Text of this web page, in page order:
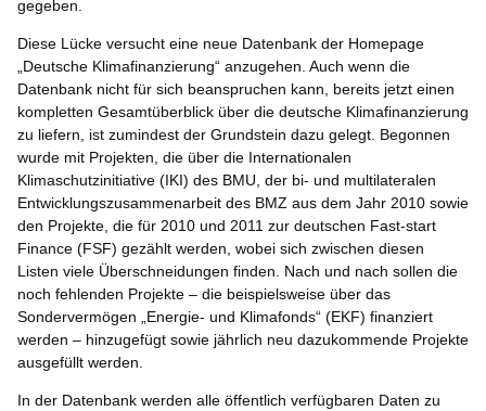
gegeben.
Diese Lücke versucht eine neue Datenbank der Homepage
„Deutsche Klimafinanzierung“ anzugehen. Auch wenn die
Datenbank nicht für sich beanspruchen kann, bereits jetzt einen
kompletten Gesamtüberblick über die deutsche Klimafinanzierung
zu liefern, ist zumindest der Grundstein dazu gelegt. Begonnen
wurde mit Projekten, die über die Internationalen
Klimaschutzinitiative (IKI) des BMU, der bi- und multilateralen
Entwicklungszusammenarbeit des BMZ aus dem Jahr 2010 sowie
den Projekte, die für 2010 und 2011 zur deutschen Fast-start
Finance (FSF) gezählt werden, wobei sich zwischen diesen
Listen viele Überschneidungen finden. Nach und nach sollen die
noch fehlenden Projekte – die beispielsweise über das
Sondervermögen „Energie- und Klimafonds“ (EKF) finanziert
werden – hinzugefügt sowie jährlich neu dazukommende Projekte
ausgefüllt werden.
In der Datenbank werden alle öffentlich verfügbaren Daten zu